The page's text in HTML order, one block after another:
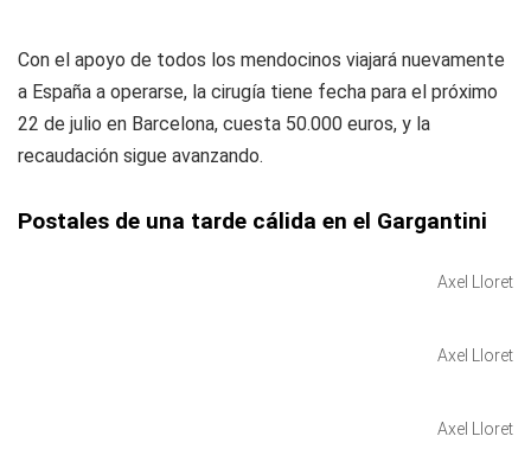
Con el apoyo de todos los mendocinos viajará nuevamente
a España a operarse, la cirugía tiene fecha para el próximo
22 de julio en Barcelona, cuesta 50.000 euros, y la
recaudación sigue avanzando.
Postales de una tarde cálida en el Gargantini
Axel Lloret
Axel Lloret
Axel Lloret